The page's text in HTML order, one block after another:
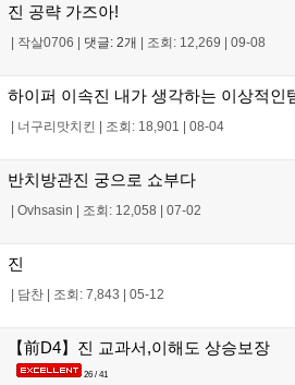
진 공략 가즈아!
| 작살0706 | 댓글: 2개 | 조회: 12,269 | 09-08
하이퍼 이속진 내가 생각하는 이상적인
| 너구리맛치킨 | 조회: 18,901 | 08-04
반치방관진 궁으로 쇼부다
| Ovhsasin | 조회: 12,058 | 07-02
진
| 담찬 | 조회: 7,843 | 05-12
【前D4】진 교과서,이해도 상승보장
26 / 41